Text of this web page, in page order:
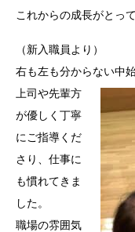
これからの成長がとっ
（新入職員より）
右も左も分からない中
上司や先輩方
が優しく丁寧
にご指導くだ
さり、仕事に
も慣れてきま
した。
職場の雰囲気